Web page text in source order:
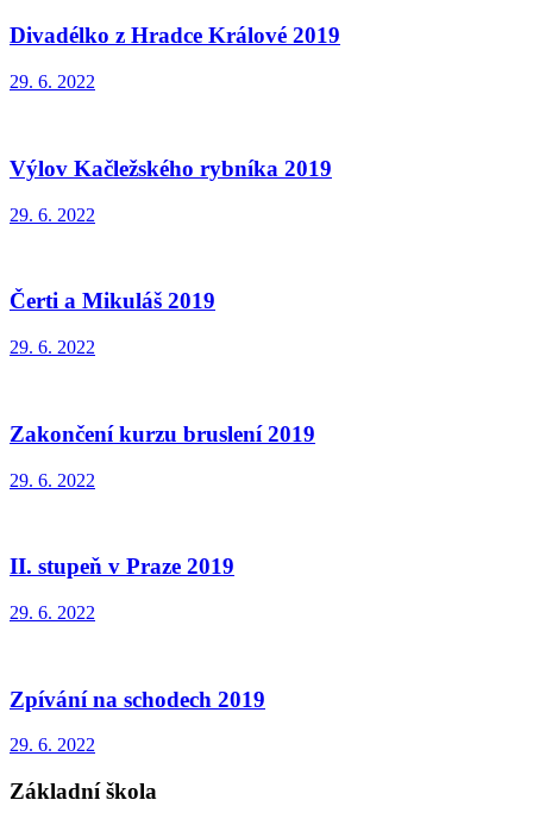
Divadélko z Hradce Králové 2019
29. 6. 2022
Výlov Kačležského rybníka 2019
29. 6. 2022
Čerti a Mikuláš 2019
29. 6. 2022
Zakončení kurzu bruslení 2019
29. 6. 2022
II. stupeň v Praze 2019
29. 6. 2022
Zpívání na schodech 2019
29. 6. 2022
Základní škola